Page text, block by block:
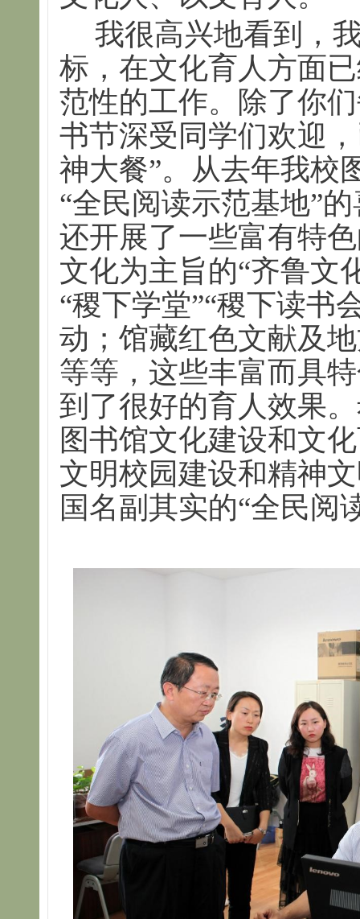
我很高兴地看到，
标，在文化育人方面
范性的工作。除了你
书节深受同学们欢迎
神大餐”。从去年我校
“全民阅读示范基地”
还开展了一些富有特
文化为主旨的“齐鲁文
“稷下学堂”“稷下读书
动；馆藏红色文献及
等等，这些丰富而具
到了很好的育人效果
图书馆文化建设和文
文明校园建设和精神
国名副其实的“全民阅